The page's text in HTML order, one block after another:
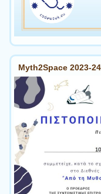
Myth2Space 2023-24